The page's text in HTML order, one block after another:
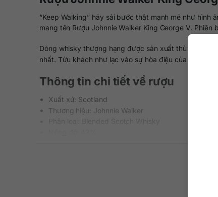
“Keep Walking” hãy sải bước thật mạnh mẽ như
mang tên Rượu Johnnie Walker King George V.
Dòng whisky thượng hạng được sản xuất thủ công
nhất. Tửu khách như lạc vào sự hòa điệu của khói
Thông tin chi tiết về rượu
Xuất xứ: Scotland
Thương hiệu: Johnnie Walker